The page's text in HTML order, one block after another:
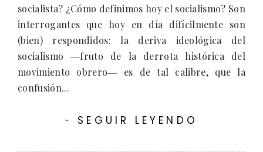
socialista? ¿Cómo definimos hoy el socialismo? Son
interrogantes que hoy en día difícilmente son
(bien) respondidos: la deriva ideológica del
socialismo ―fruto de la derrota histórica del
movimiento obrero― es de tal calibre, que la
confusión...
- SEGUIR LEYENDO